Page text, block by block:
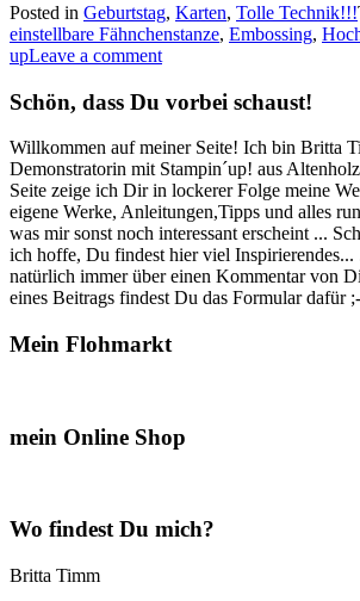
mehr
Posted in Geburtstag, Karten, Tolle Technik!!!
einstellbare Fähnchenstanze, Embossing,
upLeave a comment
Schön, dass Du vorbei schaust!
Willkommen auf meiner Seite! Ich bin Britta
Demonstratorin mit Stampin´up! aus
Seite zeige ich Dir in lockerer Folge meine
eigene Werke, Anleitungen,Tipps und alles
was mir sonst noch interessant erscheint ...
ich hoffe, Du findest hier viel Inspirierendes...
natürlich immer über einen Kommentar von
eines Beitrags findest Du das Formular dafür
Mein Flohmarkt
mein Online Shop
Wo findest Du mich?
Britta Timm